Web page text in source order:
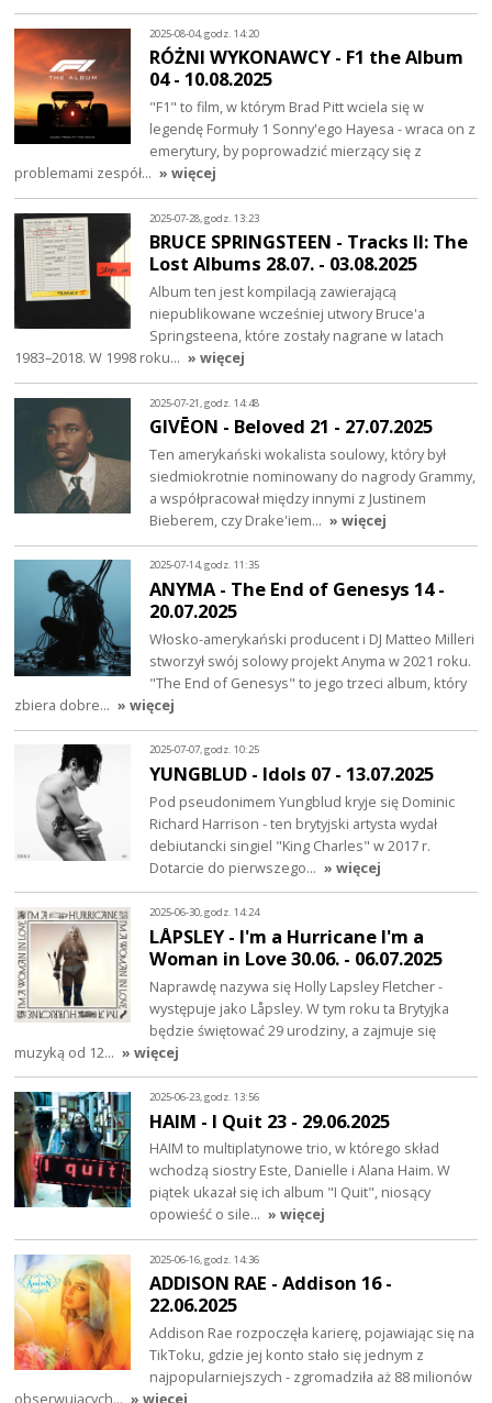
2025-08-04, godz. 14:20
RÓŻNI WYKONAWCY - F1 the Album
04 - 10.08.2025
"F1" to film, w którym Brad Pitt wciela się w
legendę Formuły 1 Sonny'ego Hayesa - wraca on z
emerytury, by poprowadzić mierzący się z
problemami zespół… » więcej
2025-07-28, godz. 13:23
BRUCE SPRINGSTEEN - Tracks II: The
Lost Albums 28.07. - 03.08.2025
Album ten jest kompilacją zawierającą
niepublikowane wcześniej utwory Bruce'a
Springsteena, które zostały nagrane w latach
1983–2018. W 1998 roku… » więcej
2025-07-21, godz. 14:48
GIVĒON - Beloved 21 - 27.07.2025
Ten amerykański wokalista soulowy, który był
siedmiokrotnie nominowany do nagrody Grammy,
a współpracował między innymi z Justinem
Bieberem, czy Drake'iem… » więcej
2025-07-14, godz. 11:35
ANYMA - The End of Genesys 14 -
20.07.2025
Włosko-amerykański producent i DJ Matteo Milleri
stworzył swój solowy projekt Anyma w 2021 roku.
"The End of Genesys" to jego trzeci album, który
zbiera dobre… » więcej
2025-07-07, godz. 10:25
YUNGBLUD - Idols 07 - 13.07.2025
Pod pseudonimem Yungblud kryje się Dominic
Richard Harrison - ten brytyjski artysta wydał
debiutancki singiel "King Charles" w 2017 r.
Dotarcie do pierwszego… » więcej
2025-06-30, godz. 14:24
LÅPSLEY - I'm a Hurricane I'm a
Woman in Love 30.06. - 06.07.2025
Naprawdę nazywa się Holly Lapsley Fletcher -
występuje jako Låpsley. W tym roku ta Brytyjka
będzie świętować 29 urodziny, a zajmuje się
muzyką od 12… » więcej
2025-06-23, godz. 13:56
HAIM - I Quit 23 - 29.06.2025
HAIM to multiplatynowe trio, w którego skład
wchodzą siostry Este, Danielle i Alana Haim. W
piątek ukazał się ich album "I Quit", niosący
opowieść o sile… » więcej
2025-06-16, godz. 14:36
ADDISON RAE - Addison 16 -
22.06.2025
Addison Rae rozpoczęła karierę, pojawiając się na
TikToku, gdzie jej konto stało się jednym z
najpopularniejszych - zgromadziła aż 88 milionów
obserwujących… » więcej